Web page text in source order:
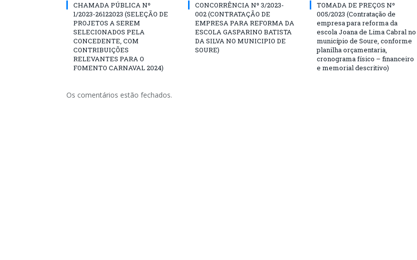
CHAMADA PÚBLICA Nº
1/2023-26122023 (SELEÇÃO DE
PROJETOS A SEREM
SELECIONADOS PELA
CONCEDENTE, COM
CONTRIBUIÇÕES
RELEVANTES PARA O
FOMENTO CARNAVAL 2024)
CONCORRÊNCIA Nº 3/2023-
002 (CONTRATAÇÃO DE
EMPRESA PARA REFORMA DA
ESCOLA GASPARINO BATISTA
DA SILVA NO MUNICIPIO DE
SOURE)
TOMADA DE PREÇOS Nº
005/2023 (Contratação de
empresa para reforma da
escola Joana de Lima Cabral no
município de Soure, conforme
planilha orçamentaria,
cronograma físico – financeiro
e memorial descritivo)
Os comentários estão fechados.